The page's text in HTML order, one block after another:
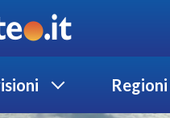
Regioni